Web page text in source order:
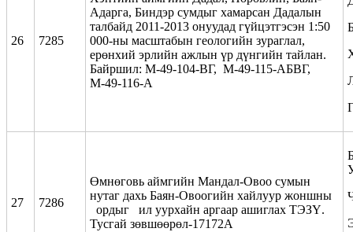
26 7285
Адарга, Биндэр сумдыг хамарсан Дадалын
талбайд 2011-2013 онуудад гүйцэтгэсэн 1:50
000-ны масштабын геологийн зураглал,
ерөнхий эрлийн ажлын үр дүнгийн тайлан.
Байршил: М-49-104-ВГ, М-49-115-АБВГ,
М-49-116-А
27 7286
Өмнөговь аймгийн Мандал-Овоо сумын
нутаг дахь Баян-Овоогийн хайлуур жоншны
ордыг ил уурхайн аргаар ашиглах ТЭЗҮ.
Тусгай зөвшөөрөл-17172А